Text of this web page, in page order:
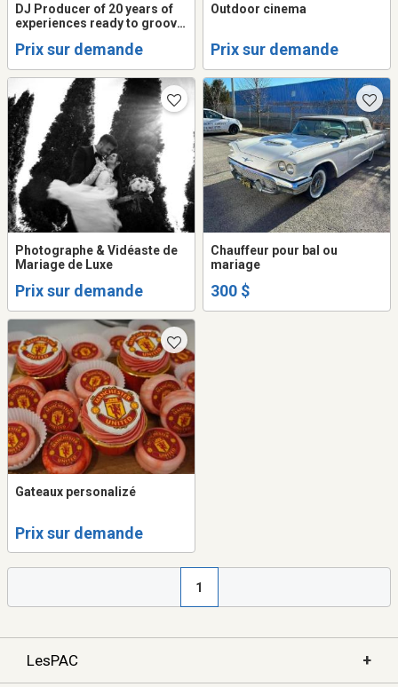
DJ Producer of 20 years of
experiences ready to groove
wedding.
Prix sur demande
Outdoor cinema
Prix sur demande
Photographe & Vidéaste de
Mariage de Luxe
Prix sur demande
Chauffeur pour bal ou
mariage
300 $
Gateaux personalizé
Prix sur demande
1
LesPAC +